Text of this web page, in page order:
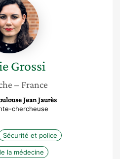
Grossi
Grossi
– France
Jean Jaurès
chercheuse
Sécurité et police
la médecine